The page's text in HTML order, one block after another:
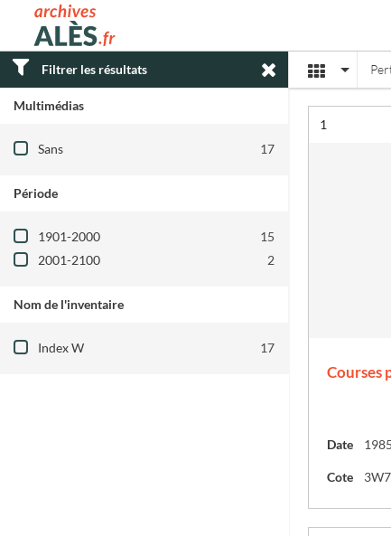
Archives municipales d'Alès
Filtrer les résultats
Multimédias
Filtre les résultats par : Multimédias
Sans 17
Période
Filtre les résultats par : Période
1901-2000
15
2001-2100
2
Nom de l'inventaire
Filtre les résultats par : Nom de
Index W 17
Affichage
Résultat n°
1
Courses
Date
Cote